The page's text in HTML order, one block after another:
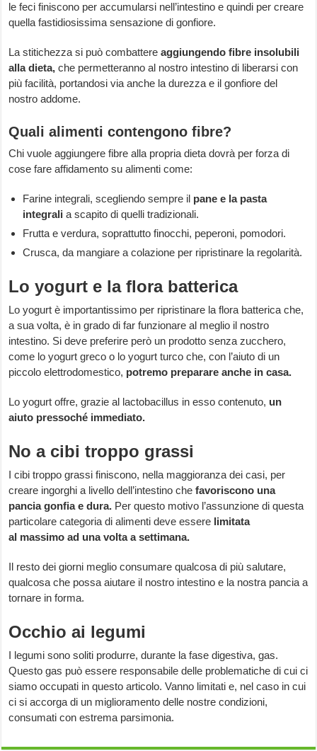
le feci finiscono per accumularsi nell’intestino e quindi per creare
quella fastidiosissima sensazione di gonfiore.
La stitichezza si può combattereaggiungendo fibre insolubili
alla dieta,che permetteranno al nostro intestino di liberarsi con
più facilità, portandosi via anche la durezza e il gonfiore del
nostro addome.
Quali alimenti contengono fibre?
Chi vuole aggiungere fibre alla propria dieta dovrà per forza di
cose fare affidamento su alimenti come:
Farine integrali, scegliendo sempre il pane e la pasta
integralia scapito di quelli tradizionali.
Frutta e verdura, soprattutto finocchi, peperoni, pomodori.
Crusca, da mangiare a colazione per ripristinare la regolarità.
Lo yogurt e la flora batterica
Lo yogurt è importantissimo per ripristinare la flora batterica che,
a sua volta, è in grado di far funzionare al meglio il nostro
intestino. Si deve preferire però un prodotto senza zucchero,
come lo yogurt greco o lo yogurt turco che, con l’aiuto di un
piccolo elettrodomestico, potremo preparare anche in casa.
Lo yogurt offre, grazie al lactobacillus in esso contenuto, un
aiuto pressoché immediato.
No a cibi troppo grassi
I cibi troppo grassi finiscono, nella maggioranza dei casi, per
creare ingorghi a livello dell’intestino chefavoriscono una
pancia gonfia e dura. Per questo motivo l’assunzione di questa
particolare categoria di alimenti deve essere limitata
al massimo ad una volta a settimana.
Il resto dei giorni meglio consumare qualcosa di più salutare,
qualcosa che possa aiutare il nostro intestino e la nostra pancia a
tornare in forma.
Occhio ai legumi
I legumi sono soliti produrre, durante la fase digestiva, gas.
Questo gas può essere responsabile delle problematiche di cui ci
siamo occupati in questo articolo. Vanno limitati e, nel caso in cui
ci si accorga di un miglioramento delle nostre condizioni,
consumati con estrema parsimonia.